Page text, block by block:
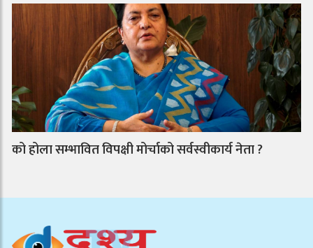
को होला सम्भावित विपक्षी मोर्चाको सर्वस्वीकार्य नेता ?